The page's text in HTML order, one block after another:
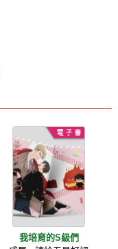
我培育的S級們